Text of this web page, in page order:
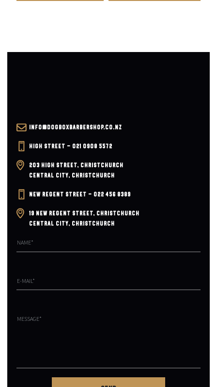
INFO@DOGBOXBARBERSHOP.CO.NZ
HIGH STREET – 021 0908 5572
203 HIGH STREET, CHRISTCHURCH
CENTRAL CITY, CHRISTCHURCH
NEW REGENT STREET – 022 456 8389
19 NEW REGENT STREET, CHRISTCHURCH
CENTRAL CITY, CHRISTCHURCH